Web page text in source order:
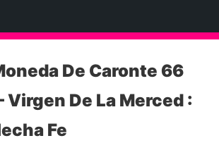
De Caronte 66
Virgen De La Merced :
Fe